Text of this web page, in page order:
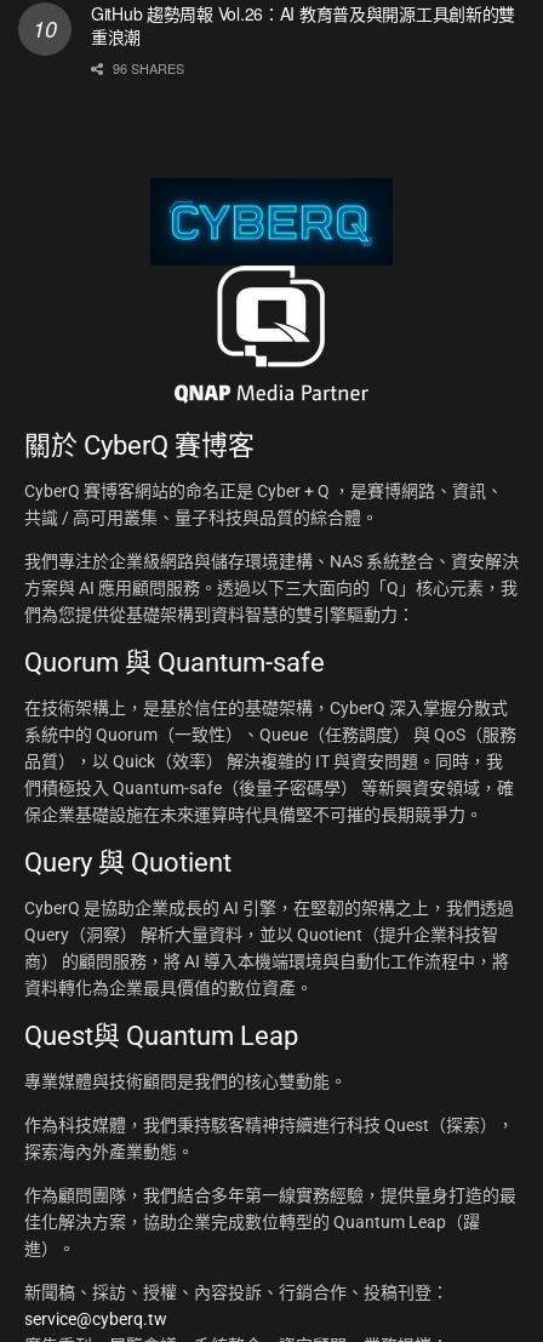
GitHub 趨勢周報 Vol.26：AI 教育普及與開源工具創新的雙
重浪潮
96 SHARES
關於 CyberQ 賽博客
CyberQ 賽博客網站的命名正是 Cyber + Q ，是賽博網路、資訊、
共識 / 高可用叢集、量子科技與品質的綜合體。
我們專注於企業級網路與儲存環境建構、NAS 系統整合、資安解決
方案與 AI 應用顧問服務。透過以下三大面向的「Q」核心元素，我
們為您提供從基礎架構到資料智慧的雙引擎驅動力：
Quorum 與 Quantum-safe
在技術架構上，是基於信任的基礎架構，CyberQ 深入掌握分散式
系統中的 Quorum（一致性）、Queue（任務調度） 與 QoS（服務
品質），以 Quick（效率） 解決複雜的 IT 與資安問題。同時，我
們積極投入 Quantum-safe（後量子密碼學） 等新興資安領域，確
保企業基礎設施在未來運算時代具備堅不可摧的長期競爭力。
Query 與 Quotient
CyberQ 是協助企業成長的 AI 引擎，在堅韌的架構之上，我們透過
Query（洞察） 解析大量資料，並以 Quotient（提升企業科技智
商） 的顧問服務，將 AI 導入本機端環境與自動化工作流程中，將
資料轉化為企業最具價值的數位資產。
Quest與 Quantum Leap
專業媒體與技術顧問是我們的核心雙動能。
作為科技媒體，我們秉持駭客精神持續進行科技 Quest（探索），
探索海內外產業動態。
作為顧問團隊，我們結合多年第一線實務經驗，提供量身打造的最
佳化解決方案，協助企業完成數位轉型的 Quantum Leap（躍
進）。
新聞稿、採訪、授權、內容投訴、行銷合作、投稿刊登：
service@cyberq.tw